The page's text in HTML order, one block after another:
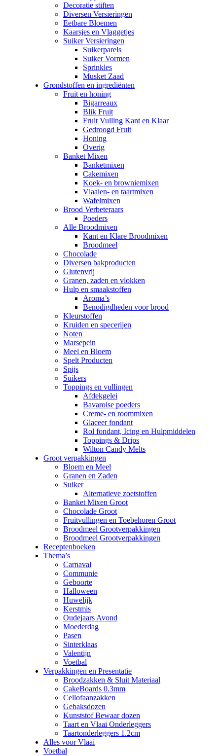
Decoratie stiften
Diversen Versieringen
Eetbare Bloemen
Kaarsjes en Vlaggetjes
Suiker Versieringen
Suikerparels
Suiker Vormen
Sprinkles
Musket Zaad
Grondstoffen en ingrediënten
Fruit en honing
Bigarreaux
Blik Fruit
Fruit Vulling Kant en Klaar
Gedroogd Fruit
Honing
Overig
Banket Mixen
Banketmixen
Cakemixen
Koek- en browniemixen
Vlaaien- en taartmixen
Wafelmixen
Brood Verbeteraars
Poeders
Alle Broodmixen
Kant en Klare Broodmixen
Broodmeel
Chocolade
Diversen bakproducten
Glutenvrij
Granen, zaden en vlokken
Hulp en smaakstoffen
Aroma’s
Benodigdheden voor brood
Kleurstoffen
Kruiden en specerijen
Noten
Marsepein
Meel en Bloem
Spelt Producten
Spijs
Suikers
Toppings en vullingen
Afdekgelei
Bavaroise poeders
Creme- en roommixen
Glaceer fondant
Rol fondant, Icing en Hulpmiddelen
Toppings & Drips
Wilton Candy Melts
Groot verpakkingen
Bloem en Meel
Granen en Zaden
Suiker
Alternatieve zoetstoffen
Banket Mixen Groot
Chocolade Groot
Fruitvullingen en Toebehoren Groot
Broodmeel Grootverpakkingen
Broodmeel Grootverpakkingen
Receptenboeken
Thema’s
Carnaval
Communie
Geboorte
Halloween
Huwelijk
Kerstmis
Oudejaars Avond
Moederdag
Pasen
Sinterklaas
Valentijn
Voetbal
Verpakkingen en Presentatie
Broodzakken & Sluit Materiaal
CakeBoards 0.3mm
Cellofaanzakken
Gebaksdozen
Kunststof Bewaar dozen
Taart en Vlaai Onderleggers
Taartonderleggers 1.2cm
Alles voor Vlaai
Voetbal